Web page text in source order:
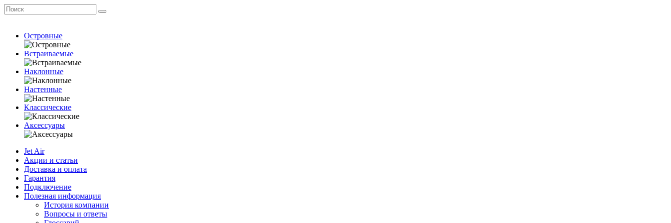
Островные
Встраиваемые
Наклонные
Настенные
Классические
Аксессуары
Jet Air
Акции и статьи
Доставка и оплата
Гарантия
Подключение
Полезная информация
История компании
Вопросы и ответы